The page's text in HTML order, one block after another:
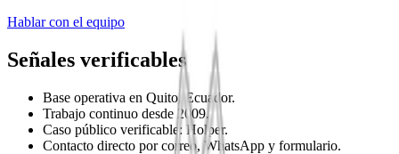
Hablar con el equipo
Señales verificables
Base operativa en Quito, Ecuador.
Trabajo continuo desde 2009.
Caso público verificable: Holper.
Contacto directo por correo, WhatsApp y formulario.